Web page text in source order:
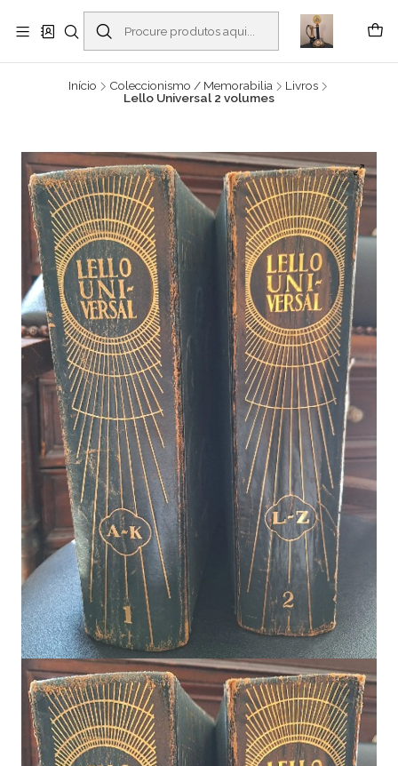
Buscantiguidades - Leilões. Colecionismo e antiguidades em Viana do
Castelo -
Ler mais
Início Coleccionismo / Memorabilia
Livros
Lello Universal 2 volumes